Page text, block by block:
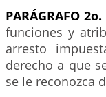
PARÁGRAFO 2o.
funciones y
arresto
derecho a que
se le reconozca